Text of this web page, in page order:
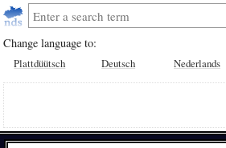
Change language to:
Plattdüütsch Deutsch Nederlands